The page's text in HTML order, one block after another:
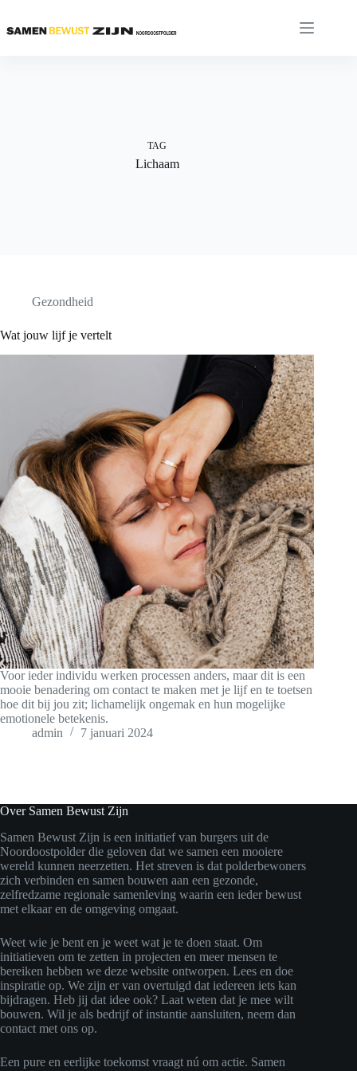
de
TAG
Lichaam
Gezondheid
Wat jouw lijf je vertelt
Voor ieder individu werken processen anders, maar dit is een
mooie benadering om contact te maken met je lijf en te toetsen
hoe dit bij jou zit; lichamelijk ongemak en hun mogelijke
emotionele betekenis.
admin
7 januari 2024
Over Samen Bewust Zijn
Samen Bewust Zijn is een initiatief van burgers uit de
Noordoostpolder die geloven dat we samen een mooiere
wereld kunnen neerzetten. Het streven is dat polderbewoners
zich verbinden en samen bouwen aan een gezonde,
zelfredzame regionale samenleving waarin een ieder bewust
met elkaar en de omgeving omgaat.
Weet wie je bent en je weet wat je te doen staat. Om
initiatieven om te zetten in projecten en meer mensen te
bereiken hebben we deze website ontworpen. Lees en doe
inspiratie op. We zijn er van overtuigd dat iedereen iets kan
bijdragen. Heb jij dat idee ook? Laat weten dat je mee wilt
bouwen. Wil je als bedrijf of instantie aansluiten, neem dan
contact met ons op.
Een pure en eerlijke toekomst vraagt nú om actie. Samen